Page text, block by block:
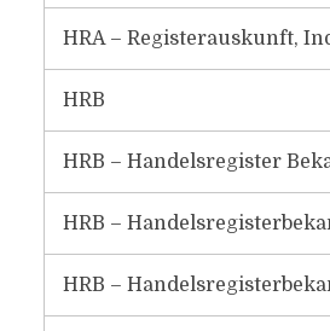
HRA – Registerauskunft,
HRB
HRB – Handelsregister
HRB –
HRB –